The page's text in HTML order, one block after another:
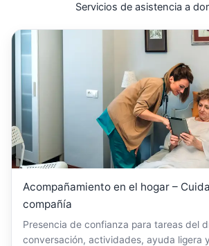
Servicios de asistencia a
Acompañamiento en el hogar –
compañía
Presencia de confianza para tareas del
conversación, actividades, ayuda ligera